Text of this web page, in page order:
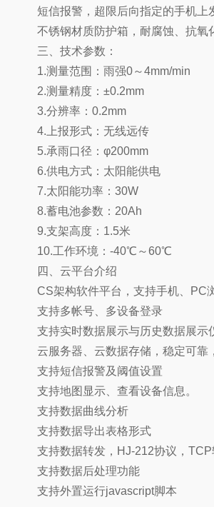
短信报警，超限后向指定的手机上
不锈钢材质防护箱，耐腐蚀、抗氧
三、技术参数：
1.测量范围：雨强0～4mm/min
2.测量精度：±0.2mm
3.分辨率：0.2mm
4.上报形式：无线远传
5.承雨口径：φ200mm
6.供电方式：太阳能供电
7.太阳能功率：30W
8.蓄电池参数：20Ah
9.支架高度：1.5米
10.工作环境：-40℃～60℃
四、云平台介绍
CS架构软件平台，支持手机、PC
支持多帐号、多设备登录
支持实时数据展示与历史数据展示
云服务器、云数据存储，稳定可靠
支持短信报警及阈值设置
支持地图显示、查看设备信息。
支持数据曲线分析
支持数据导出表格形式
支持数据转发，HJ-212协议，TCP
支持数据后处理功能
支持外置运行javascript脚本